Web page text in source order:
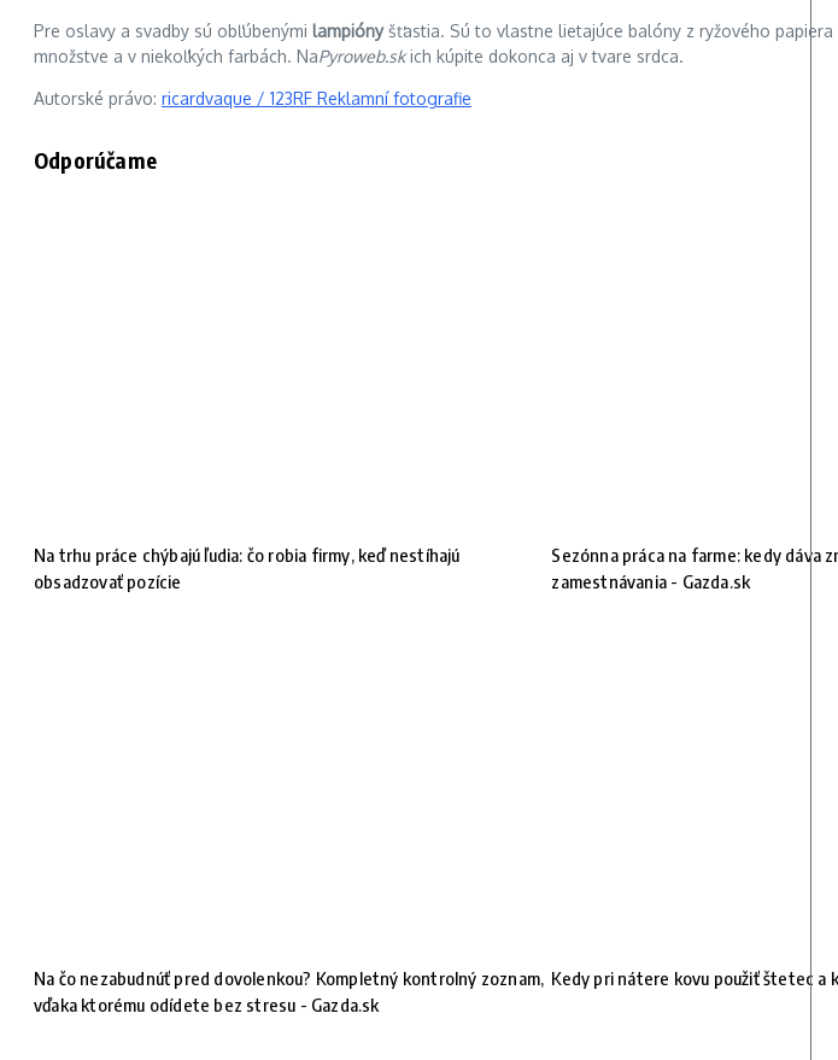
Pre oslavy a svadby sú obľúbenými lampiónyšťastia. Sú to vlastne lietajúce balóny z ryžového
množstve a v niekoľkých farbách. NaPyroweb.skich kúpite dokonca aj v tvare srdca.
Autorské právo: ricardvaque / 123RF Reklamní fotografie
Odporúčame
Na trhu práce chýbajú ľudia: čo robia firmy, keď nestíhajú
obsadzovať pozície
Sezónna práca na farme: kedy dáva
zamestnávania - Gazda.sk
Na čo nezabudnúť pred dovolenkou? Kompletný kontrolný zoznam,
vďaka ktorému odídete bez stresu - Gazda.sk
Kedy pri nátere kovu použiť štetec a